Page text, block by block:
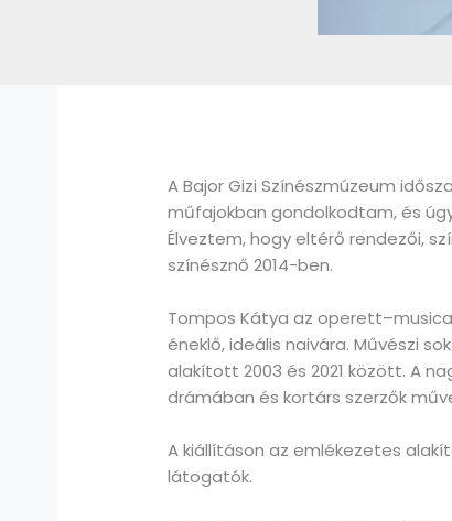
A Bajor Gizi Színészmúzeum
műfajokban gondolkodtam, és
Élveztem, hogy eltérő rendezői,
színésznő 2014-ben.
Tompos Kátya az
éneklő, ideális naivára. Művészi
alakított 2003 és 2021 között. A
drámában és kortárs szerzők
A kiállításon az emlékezetes
látogatók.